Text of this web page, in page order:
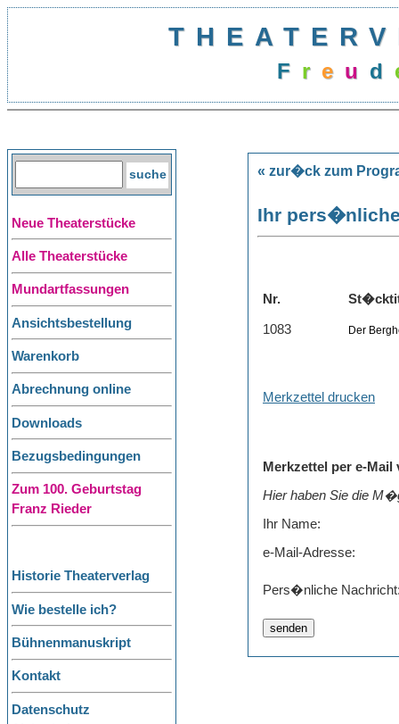
F r e u d
Neue Theaterstücke
Alle Theaterstücke
Mundartfassungen
Ansichtsbestellung
Warenkorb
Abrechnung online
Downloads
Bezugsbedingungen
Zum 100. Geburtstag
Franz Rieder
Historie Theaterverlag
Wie bestelle ich?
Bühnenmanuskript
Kontakt
Datenschutz
« zur�ck zum
Ihr
Nr.
1083 Der
Merkzettel drucken
Merkzettel per e-Mail
Hier haben Sie die
Ihr Name:
e-Mail-Adresse:
Pers�nliche